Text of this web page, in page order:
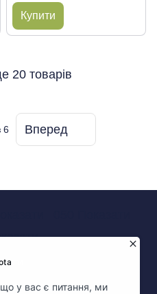
Купити
20 товарів
6 Вперед
сайту